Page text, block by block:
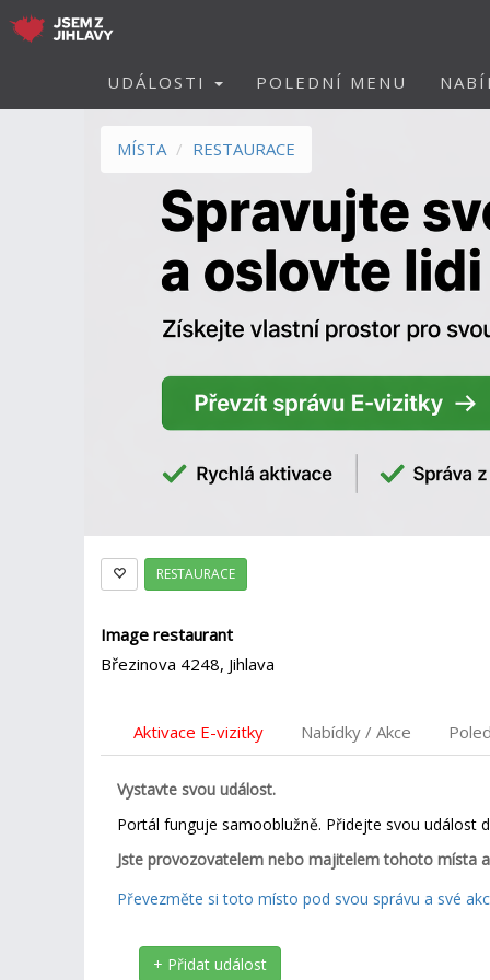
UDÁLOSTI POLEDNÍ MENU
MÍSTA RESTAURACE
RESTAURACE
Image restaurant
Březinova 4248, Jihlava
Aktivace E-vizitky Nabídky / Akce
Vystavte svou událost.
Portál funguje samooblužně. Přidejte svou událost
Jste provozovatelem nebo majitelem tohoto místa
Převezměte si toto místo pod svou správu a své
+ Přidat událost